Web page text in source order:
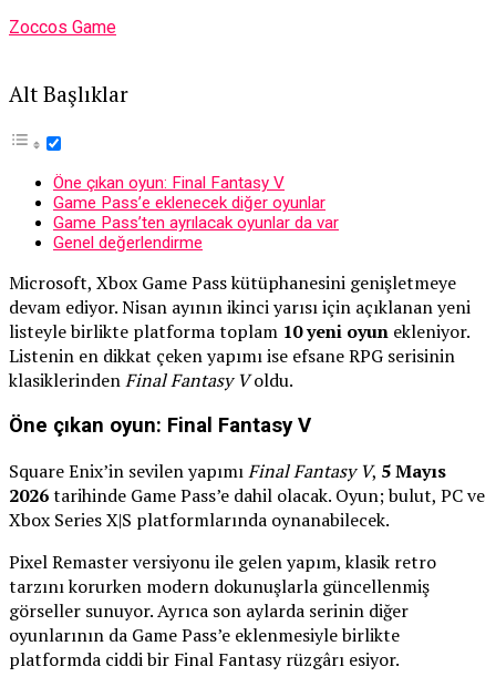
Zoccos Game
Alt Başlıklar
Öne çıkan oyun: Final Fantasy V
Game Pass’e eklenecek diğer oyunlar
Game Pass’ten ayrılacak oyunlar da var
Genel değerlendirme
Microsoft, Xbox Game Pass kütüphanesini genişletmeye
devam ediyor. Nisan ayının ikinci yarısı için açıklanan yeni
listeyle birlikte platforma toplam 10 yeni oyun ekleniyor.
Listenin en dikkat çeken yapımı ise efsane RPG serisinin
klasiklerindenFinal Fantasy Voldu.
Öne çıkan oyun: Final Fantasy V
Square Enix’in sevilen yapımıFinal Fantasy V, 5 Mayıs
2026tarihinde Game Pass’e dahil olacak. Oyun; bulut, PC ve
Xbox Series X|S platformlarında oynanabilecek.
Pixel Remaster versiyonu ile gelen yapım, klasik retro
tarzını korurken modern dokunuşlarla güncellenmiş
görseller sunuyor. Ayrıca son aylarda serinin diğer
oyunlarının da Game Pass’e eklenmesiyle birlikte
platformda ciddi bir Final Fantasy rüzgârı esiyor.